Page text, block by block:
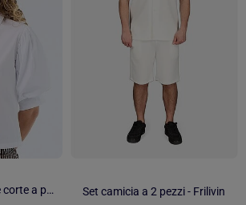
Camicia a maniche corte a palloncino
Set camicia a 2 pezzi - Frilivin